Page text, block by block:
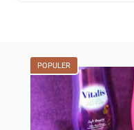
POPULER